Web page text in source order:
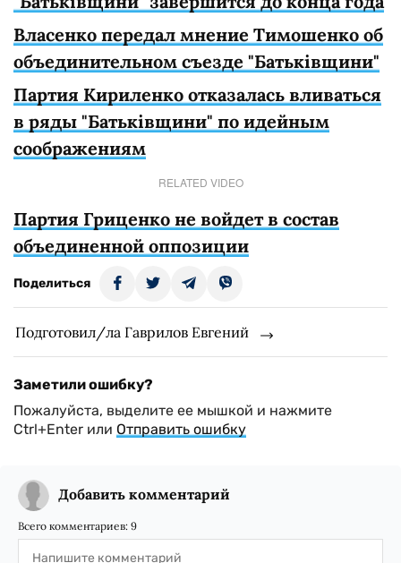
Власенко передал мнение Тимошенко об
объединительном съезде "Батьківщини"
Партия Кириленко отказалась вливаться
в ряды "Батьківщини" по идейным
соображениям
RELATED VIDEO
Партия Гриценко не войдет в состав
объединенной оппозиции
Поделиться
Подготовил/ла Гаврилов Евгений
Заметили ошибку?
Пожалуйста, выделите ее мышкой и нажмите
Ctrl+Enter или Отправить ошибку
Добавить комментарий
Всего комментариев: 9